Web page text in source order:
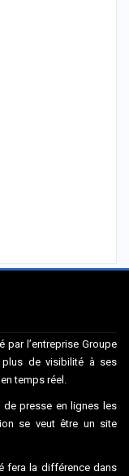
par l’entreprise Groupe
plus de visibilité à ses
temps réel.
de presse en lignes les
se veut être un site
fera la différence dans